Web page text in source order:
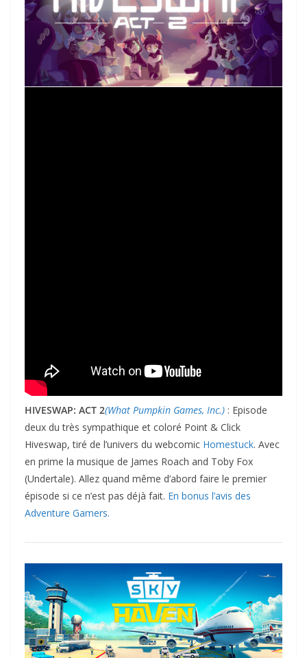
HIVESWAP: ACT 2(What Pumpkin Games, Inc.) : Episode
deux du très sympathique et coloré Point & Click
Hiveswap, tiré de l’univers du webcomic Homestuck. Avec
en prime la musique de James Roach and Toby Fox
(Undertale). Allez quand même d’abord faire le premier
épisode si ce n’est pas déjà fait. En bonus l’avis des
Adventure Gamers.